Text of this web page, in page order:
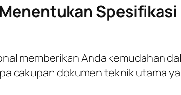
memberikan Anda kemudahan
cakupan dokumen teknik utama